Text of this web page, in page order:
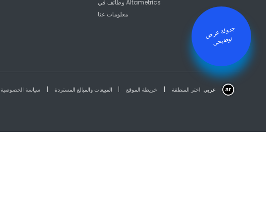
وظائف في Altametrics
معلومات عنا
سياسة الخصوصية | المبيعات والمبالغ المستردة | خريطة الموقع | اختر المنطقة عربي
جدولة عرض
توض
يح
ي